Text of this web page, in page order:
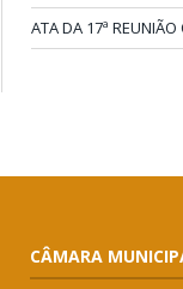
ATA DA 17ª
CÂMARA